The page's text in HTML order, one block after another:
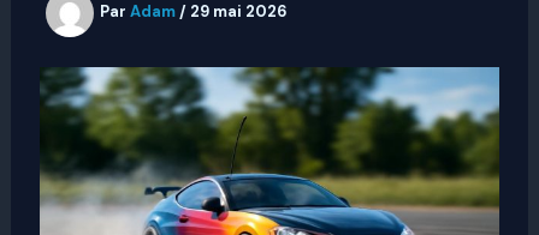
Par Adam / 29 mai 2026